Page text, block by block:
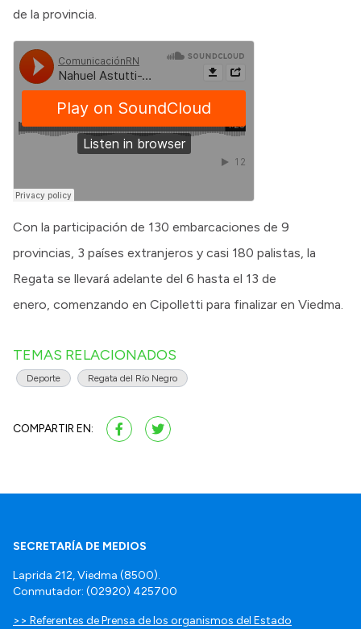
de la provincia.
Con la participación de 130 embarcaciones de 9
provincias, 3 países extranjeros y casi 180 palistas, la
Regata se llevará adelante del 6 hasta el 13 de
enero, comenzando en Cipolletti para finalizar en Viedma.
TEMAS RELACIONADOS
Deporte Regata del Río Negro
COMPARTIR EN:
SECRETARÍA DE MEDIOS
Laprida 212, Viedma (8500).
Conmutador: (02920) 425700
>> Referentes de Prensa de los organismos del Estado